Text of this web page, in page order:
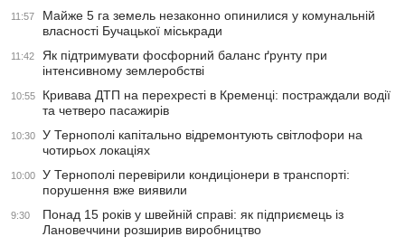
11:57
Майже 5 га земель незаконно опинилися у комунальній
власності Бучацької міськради
11:42
Як підтримувати фосфорний баланс ґрунту при
інтенсивному землеробстві
10:55
Кривава ДТП на перехресті в Кременці: постраждали водії
та четверо пасажирів
10:30
У Тернополі капітально відремонтують світлофори на
чотирьох локаціях
10:00
У Тернополі перевірили кондиціонери в транспорті:
порушення вже виявили
9:30
Понад 15 років у швейній справі: як підприємець із
Лановеччини розширив виробництво